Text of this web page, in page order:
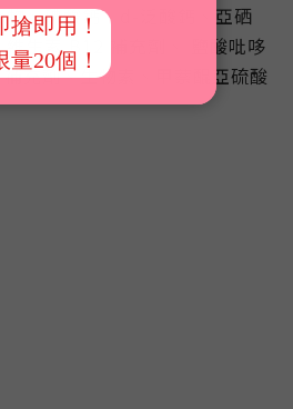
、碘酸鈣、d-泛酸鈣、亞硒
生素 B12 補充劑、 鹽酸吡哆
充劑、生物素、甲萘醌亞硫酸